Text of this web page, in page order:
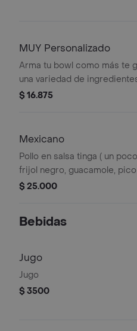
MUY Personalizado
Arma tu bowl como más te
una variedad de
$ 16.875
Mexicano
Pollo en salsa tinga ( un
frijol negro, guacamole,
nachos y arroz blanco. *La
$ 25.000
Bebidas
Jugo
Jugo
$ 3500